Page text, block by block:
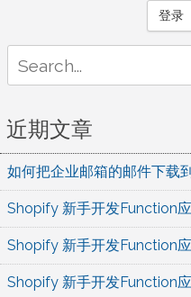
登录
for:
近期文章
如何把企业邮箱的邮件下载
Shopify 新手开发Function
Shopify 新手开发Function
Shopify 新手开发Function